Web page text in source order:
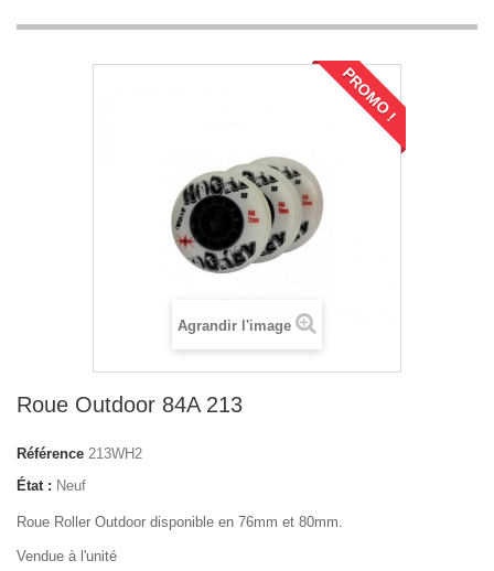
PROMO !
Agrandir l'image
Roue Outdoor 84A 213
Référence 213WH2
État : Neuf
Roue Roller Outdoor disponible en 76mm et 80mm.
Vendue à l'unité